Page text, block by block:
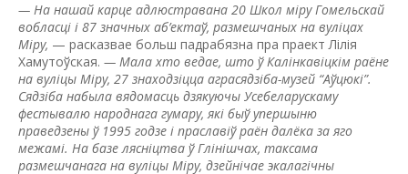
— На нашай карце адлюстравана 20 Школ міру Гомельскай
вобласці і 87 значных аб’ектаў, размешчаных на вуліцах
Міру, — расказвае больш падрабязна пра праект Лілія
Хамутоўская. — Мала хто ведае, што ў Калінкавіцкім раёне
на вуліцы Міру, 27 знаходзіцца аграсядзіба-музей “Аўцюкі”.
Сядзіба набыла вядомасць дзякуючы Усебеларускаму
фестывалю народнага гумару, які быў упершыню
праведзены ў 1995 годзе і праславіў раён далёка за яго
межамі. На базе лясніцтва ў Глінішчах, таксама
размешчанага на вуліцы Міру, дзейнічае экалагічны